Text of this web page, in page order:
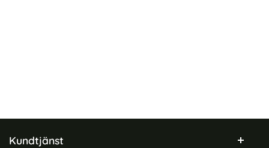
Sidfot Blandad info och länkar
Kundtjänst